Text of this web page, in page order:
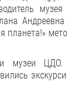
Андреевна
планета!»
музеи